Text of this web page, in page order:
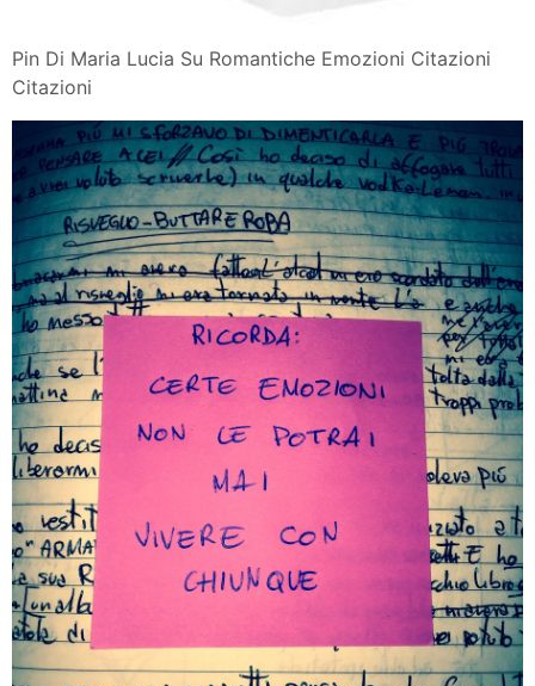
Pin Di Maria Lucia Su Romantiche Emozioni Citazioni
Citazioni